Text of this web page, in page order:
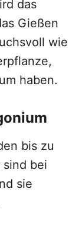
das
Gießen
wie
haben.
bis zu
sind bei
sie